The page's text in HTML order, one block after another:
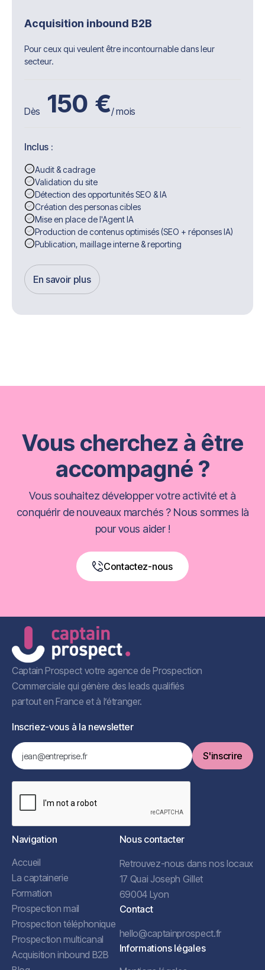
Acquisition inbound B2B
Pour ceux qui veulent être incontournable dans leur
secteur.
Dès 150 €/ mois
Inclus :
Audit & cadrage
Validation du site
Détection des opportunités SEO & IA
Création des personas cibles
Mise en place de l'Agent IA
Production de contenus optimisés (SEO + réponses IA)
Publication, maillage interne & reporting
En savoir plus
Get Started
Vous cherchez à être
accompagné ?
Vous souhaitez développer votre activité et à
conquérir de nouveaux marchés ? Nous sommes là
pour vous aider !
Contactez-nous
Book a Free Call
Captain Prospect votre agence de Prospection
Commerciale qui génère des leads qualifiés
partout en France et à l’étranger.
Inscriez-vous à la newsletter
Navigation
Accueil
La captainerie
Formation
Prospection mail
Prospection téléphonique
Prospection multicanal
Acquisition inbound B2B
Nous contacter
Retrouvez-nous dans nos locaux
17 Quai Joseph Gillet
69004 Lyon
Contact
hello@captainprospect.fr
Informations légales